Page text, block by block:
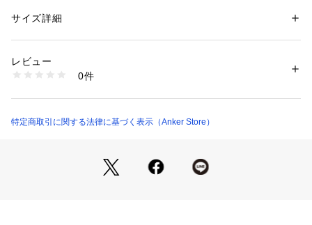
布製ならではの落ち着いた質感で、誕生日や記念日、ちょっと
【サイズの目安】
本ギフト袋は S・M・L の3サイズ展開です。
Sサイズ：イヤホンやモバイルバッテリーなどの小型ガジェッ
Lサイズ：体重計・ハンディ掃除機などの大型製品
---------------------------------------------------------------
性別：レディース
素材：布製
商品番号：
99018000420 （ショップ）
サイズ詳細
レビュー
0件
特定商取引に関する法律に基づく表示（Anker Store）